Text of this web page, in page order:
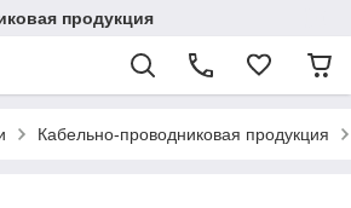
продукция
Кабельно-проводниковая продукция